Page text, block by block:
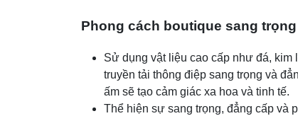
Phong cách boutique sang trọng
Sử dụng vật liệu cao cấp như đá, kim
truyền tải thông điệp sang trọng và
ấm sẽ tạo cảm giác xa hoa và tinh tế.
Thể hiện sự sang trọng, đẳng cấp và